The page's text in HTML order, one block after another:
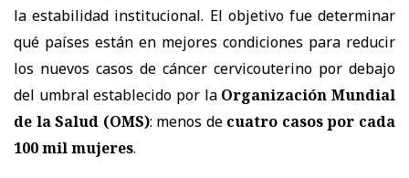
la estabilidad institucional. El objetivo fue determinar
qué países están en mejores condiciones para reducir
los nuevos casos de cáncer cervicouterino por debajo
del umbral establecido por la Organización Mundial
de la Salud (OMS): menos de cuatro casos por cada
100 mil mujeres.